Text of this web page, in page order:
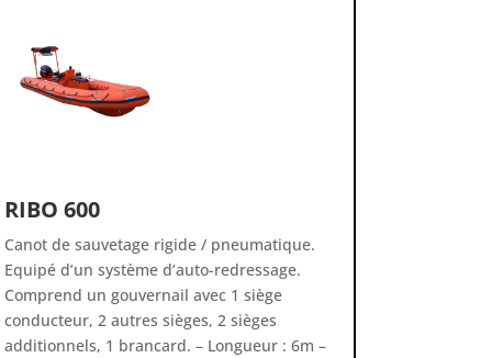
RIBO 600
Canot de sauvetage rigide / pneumatique.
Equipé d’un système d’auto-redressage.
Comprend un gouvernail avec 1 siège
conducteur, 2 autres sièges, 2 sièges
additionnels, 1 brancard. – Longueur : 6m –